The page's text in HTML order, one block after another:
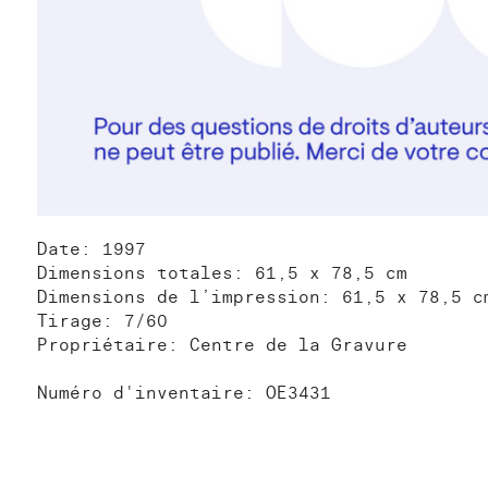
Date: 1997
Dimensions totales: 61,5 x 78,5 cm
Dimensions de l’impression: 61,5 x 78,5
Tirage: 7/60
Propriétaire: Centre de la Gravure
Numéro d'inventaire: OE3431